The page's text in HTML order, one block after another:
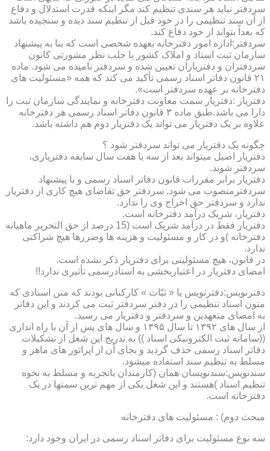
سردفتر نباید هر سندی تنظیم کند مگر اینکه قدرت استدلال و دفاع
از آن سند تنظیمی را در خود قبل از تنظیم سند دیده و سنجیده باشد
که بعداً بتواند از خود دفاع کند.
سردفتر:اداره امور دفترخانه بعهده شخصی است که بنا به پیشنهاد
سازمان ثبت اسناد و املاک کشور با جلب نظر مشورتی کانون
سردفتران و دفتریاران تعیین شده و سردفتر نامیده می شود. ماده
۲۱ قانون دفاتر اسناد رسمی تأکید می کند که همه «مسئولیت های
دفترخانه بر عهده سردفتر است».
دفتریار :دفتریار سمت معاونت دفترخانه و نمایندگی سازمان ثبت را
دارا می باشد.طبق ماده ۳ قانون دفاتر اسناد رسمی هر دفترخانه
علاوه بر یک دفتریار می تواند یک دفتریار دوم هم داشته باشد.
چگونه یک دفتریار می تواند سردفتر شود ؟
دفتریار اصیل میتواند بعد از سه یا هفت سال سابقه دفتریاری،
سردفتر شوند.
دفتریار برابر مقررات قانون دفاتر اسناد رسمی و با پیشنهاد
سردفترمنصوب می شود. سردفتر حق تقاضای هیچ کاری از دفتریار
ندارد و سردفتر حق اخراج وی را ندارد.
دفتریار، شریک درآمد دفترخانه است.
دفتریار فقط در درآمد شریک است (15 درصد از حق التحریر ماهیانه
دفترخانه )و در کار و مسئولیت و هزینه ها وضررها هیچ شراکتی
ندارد.
در قانون، هیچ مسئولیتی برای دفتریار ذکر نشده است.
امضای دفتریار در اعتباربخشی به اسنادرسمی تأثیری ندارد!!
دفترنویس:دفترنویس یا « ثبّات » کارکنانی بودند که متن اسنادی که
متون اسناد تنظیمی را در دفتر سردفتر ثبت می کردند و این دفاتر
به امضای متعهدین و سردفتر و دفتریار می رسید.
از سال های ۱۳۹۲ تا سال ۱۳۹۵ و سال های پس از آن با راه اندازی
((سامانه ثبت الکترونیکی اسناد )) به تدریج این شغل از تشکیلات
دفاتر اسناد رسمی حذف گردید و بجای آن از اپراتور های ماهر و
مسلط به تنظیم سند استفاده میشود.
سندنویس:سندنویسان همان (کارمندان باتجربه و مسلط به نحوه
تنظیم اسناد )هستند و این شغل یکی از مهم ترین سمتها در یک
دفترخانه است.
مبحث دوم) : مسئولیت های دفترخانه
سه نوع مسئولیت برای دفاتر اسناد رسمی در ایران وجود دارد: